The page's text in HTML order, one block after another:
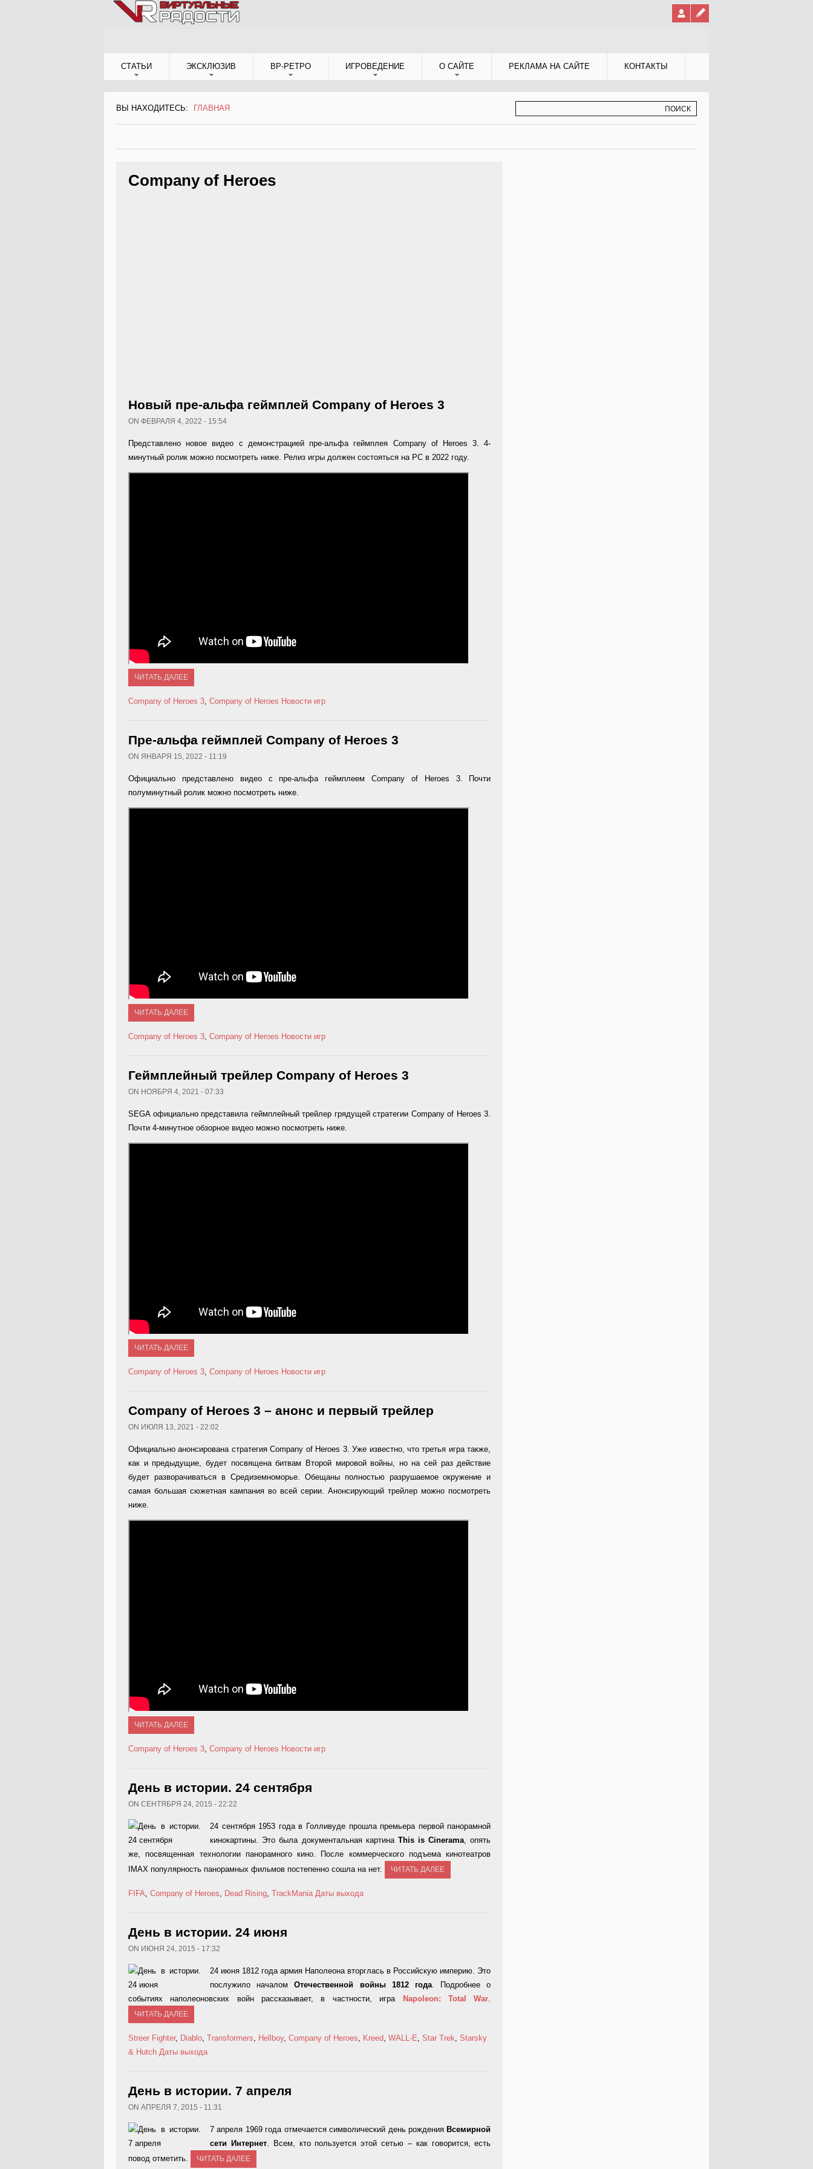
СТАТЬИ ЭКСКЛЮЗИВ ВР-РЕТРО ИГРОВЕДЕНИЕ О САЙТЕ РЕКЛАМА НА САЙТЕ КОНТАКТЫ
ВЫ НАХОДИТЕСЬ:
ВЫ НАХОДИТЕСЬ
ГЛАВНАЯ
Company of Heroes
Новый пре-альфа геймплей Company of Heroes 3
ON ФЕВРАЛЯ 4, 2022 - 15:54
Представлено новое видео с демонстрацией пре-альфа геймплея Company of Heroes 3. 4-
минутный ролик можно посмотреть ниже. Релиз игры должен состояться на PC в 2022 году.
ЧИТАТЬ ДАЛЕЕ
Company of Heroes 3, Company of Heroes Новости игр
Пре-альфа геймплей Company of Heroes 3
ON ЯНВАРЯ 15, 2022 - 11:19
Официально представлено видео с пре-альфа геймплеем Company of Heroes 3. Почти
полуминутный ролик можно посмотреть ниже.
ЧИТАТЬ ДАЛЕЕ
Company of Heroes 3, Company of Heroes Новости игр
Геймплейный трейлер Company of Heroes 3
ON НОЯБРЯ 4, 2021 - 07:33
SEGA официально представила геймплейный трейлер грядущей стратегии Company of Heroes 3.
Почти 4-минутное обзорное видео можно посмотреть ниже.
ЧИТАТЬ ДАЛЕЕ
Company of Heroes 3, Company of Heroes Новости игр
Company of Heroes 3 – анонс и первый трейлер
ON ИЮЛЯ 13, 2021 - 22:02
Официально анонсирована стратегия Company of Heroes 3. Уже известно, что третья игра также,
как и предыдущие, будет посвящена битвам Второй мировой войны, но на сей раз действие
будет разворачиваться в Средиземноморье. Обещаны полностью разрушаемое окружение и
самая большая сюжетная кампания во всей серии. Анонсирующий трейлер можно посмотреть
ниже.
ЧИТАТЬ ДАЛЕЕ
Company of Heroes 3, Company of Heroes Новости игр
День в истории. 24 сентября
ON СЕНТЯБРЯ 24, 2015 - 22:22
24 сентября 1953 года в Голливуде прошла премьера первой панорамной
кинокартины. Это была документальная картина This is Cinerama, опять
же, посвященная технологии панорамного кино. После коммерческого подъема кинотеатров
IMAX популярность панорамных фильмов постепенно сошла на нет.
ЧИТАТЬ ДАЛЕЕ
FIFA, Company of Heroes, Dead Rising, TrackMania Даты выхода
День в истории. 24 июня
ON ИЮНЯ 24, 2015 - 17:32
24 июня 1812 года армия Наполеона вторглась в Российскую империю. Это
послужило началомОтечественной войны 1812 года. Подробнее о
событиях наполеоновских войн рассказывает, в частности, игра
Napoleon: TotalWar.
ЧИТАТЬ ДАЛЕЕ
Streer Fighter, Diablo, Transformers, Hellboy, Company of Heroes, Kreed, WALL-E, Star Trek, Starsky
& Hutch Даты выхода
День в истории. 7 апреля
ON АПРЕЛЯ 7, 2015 - 11:31
7 апреля 1969 года отмечается символический день рождения Всемирной
сети Интернет. Всем, кто пользуется этой сетью – как говорится, есть
повод отметить.
ЧИТАТЬ ДАЛЕЕ